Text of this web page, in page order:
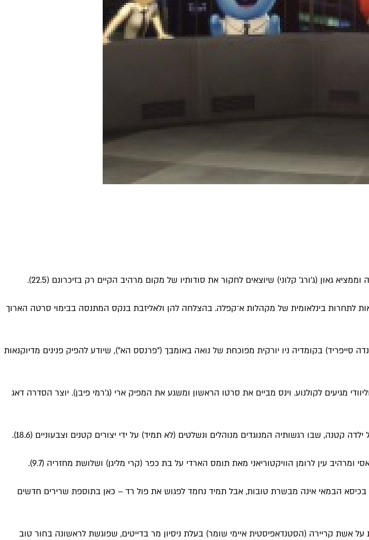
גאון (ג'ורג' קלוני) שיוצאים לחקור את סודותיו של מקום מרהיב הקיים רק בזיכרונם (22.5).
לתחרות בינלאומית של מקהלות א־קפלה. בהצלחה להן ולאליזבת בנקס המתנסה בבימוי סרטה הארוך
סייפריד) בקומדיה ניו יורקית מפוכחת של נואה באומבך ("פרנסס הא"), שיודע להפיק פנינים מדיוקנאות
מגיעים לקולנוע. וינס מביים את סרטו הראשון ומשגע את המפיק ארי (ג'רמי פיבן). יוצר הסדרה דאג
שבו רגשותיה המנוגדים מנוהלים ונשלטים (לא תמיד) על ידי יצורים קטנים וצבעוניים (18.6).
בכיסא הבמאי אינה מבשרת טובות, אבל תמיד נחמד לפגוש את פול רד – כאן בתוספת שרירים חדשים
קריירה (הסטנדאפיסטית איימי שומר) בעלת ניסיון מר בדייטים, שפוגשת לראשונה בחור טוב